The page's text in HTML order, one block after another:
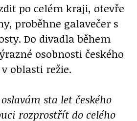
po celém kraji, otevře
proběhne galavečer s
Do divadla během
osobnosti českého
oblasti režie.
sta let českého
rozprostřít do celého